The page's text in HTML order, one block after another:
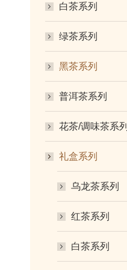
白茶系列
绿茶系列
黑茶系列
普洱茶系列
花茶/调味茶系列
礼盒系列
乌龙茶系列
红茶系列
白茶系列